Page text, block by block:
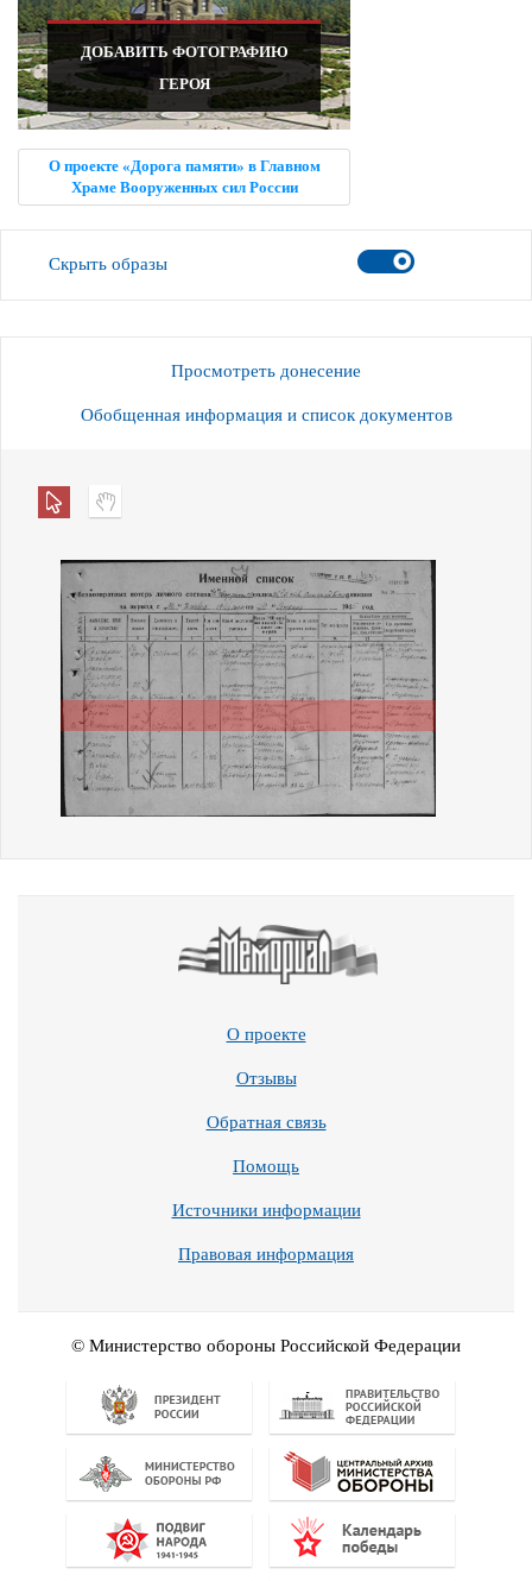
ДОБАВИТЬ ФОТОГРАФИЮ
ГЕРОЯ
О проекте «Дорога памяти» в Главном
Храме Вооруженных сил России
Скрыть образы
Просмотреть донесение
Обобщенная информация и список документов
О проекте
Отзывы
Обратная связь
Помощь
Источники информации
Правовая информация
© Министерство обороны Российской Федерации